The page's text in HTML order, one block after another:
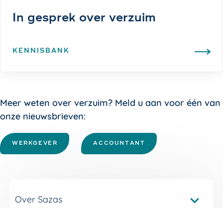
In gesprek over verzuim
KENNISBANK
Meer weten over verzuim? Meld u aan voor één van
onze nieuwsbrieven:
WERKGEVER ACCOUNTANT
Over Sazas